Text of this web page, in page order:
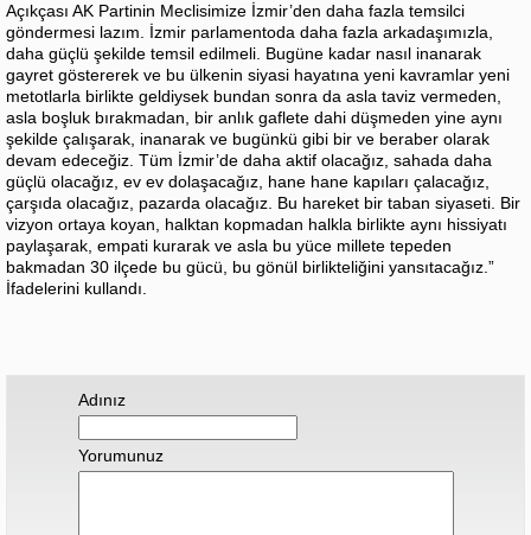
Açıkçası AK Partinin Meclisimize İzmir’den daha fazla temsilci
göndermesi lazım. İzmir parlamentoda daha fazla arkadaşımızla,
daha güçlü şekilde temsil edilmeli. Bugüne kadar nasıl inanarak
gayret göstererek ve bu ülkenin siyasi hayatına yeni kavramlar yeni
metotlarla birlikte geldiysek bundan sonra da asla taviz vermeden,
asla boşluk bırakmadan, bir anlık gaflete dahi düşmeden yine aynı
şekilde çalışarak, inanarak ve bugünkü gibi bir ve beraber olarak
devam edeceğiz. Tüm İzmir’de daha aktif olacağız, sahada daha
güçlü olacağız, ev ev dolaşacağız, hane hane kapıları çalacağız,
çarşıda olacağız, pazarda olacağız. Bu hareket bir taban siyaseti. Bir
vizyon ortaya koyan, halktan kopmadan halkla birlikte aynı hissiyatı
paylaşarak, empati kurarak ve asla bu yüce millete tepeden
bakmadan 30 ilçede bu gücü, bu gönül birlikteliğini yansıtacağız.”
İfadelerini kullandı.
Adınız
Yorumunuz